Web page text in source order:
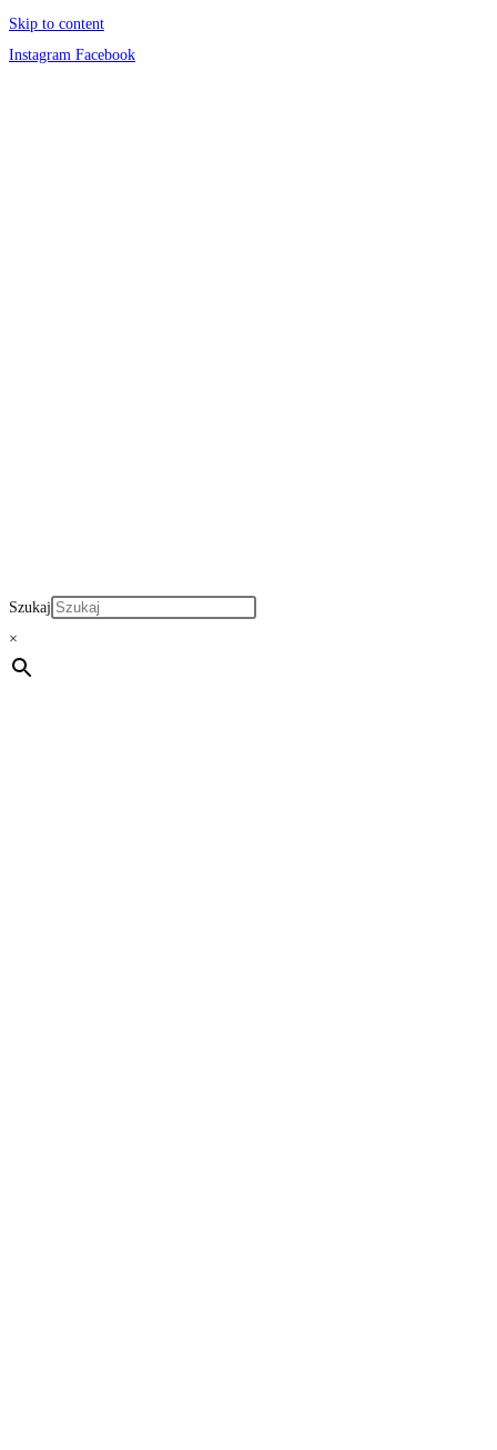
Skip to content
Instagram Facebook
Szukaj
×